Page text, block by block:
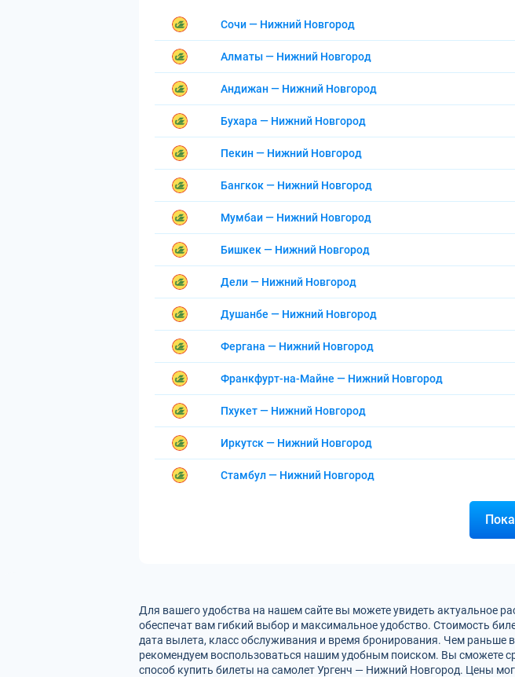
Сочи — Нижний Новгород
Алматы — Нижний Новгород
Андижан — Нижний Новгород
Бухара — Нижний Новгород
Пекин — Нижний Новгород
Бангкок — Нижний Новгород
Мумбаи — Нижний Новгород
Бишкек — Нижний Новгород
Дели — Нижний Новгород
Душанбе — Нижний Новгород
Фергана — Нижний Новгород
Франкфурт-на-Майне — Нижний Новгород
Пхукет — Нижний Новгород
Иркутск — Нижний Новгород
Стамбул — Нижний Новгород
Для вашего удобства на нашем сайте вы можете увидеть актуальное
обеспечат вам гибкий выбор и максимальное удобство. Стоимость
дата вылета, класс обслуживания и время бронирования. Чем раньше
рекомендуем воспользоваться нашим удобным поиском. Вы сможете
способ купить билеты на самолет Ургенч — Нижний Новгород. Цены